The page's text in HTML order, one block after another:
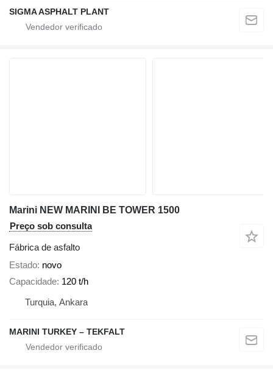
SIGMA ASPHALT PLANT
Marini NEW MARINI BE TOWER 1500
Preço sob consulta
Fábrica de asfalto
Estado novo
Capacidade 120 t/h
Turquia, Ankara
MARINI TURKEY – TEKFALT